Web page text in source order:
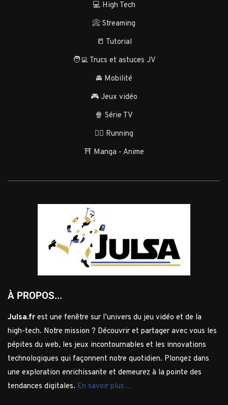
💻 High Tech
📀 Streaming
📒 Tutorial
🧑‍💻 Trucs et astuces JV
🚘 Mobilité
🎮 Jeux vidéo
🍿 Série TV
🏃‍♂️ Running
⛩️ Manga - Anime
À PROPOS...
Julsa.fr est une fenêtre sur l’univers du jeu vidéo et de la
high-tech. Notre mission ? Découvrir et partager avec vous les
pépites du web, les jeux incontournables et les innovations
technologiques qui façonnent notre quotidien. Plongez dans
une exploration enrichissante et demeurez à la pointe des
tendances digitales. En savoir plus…